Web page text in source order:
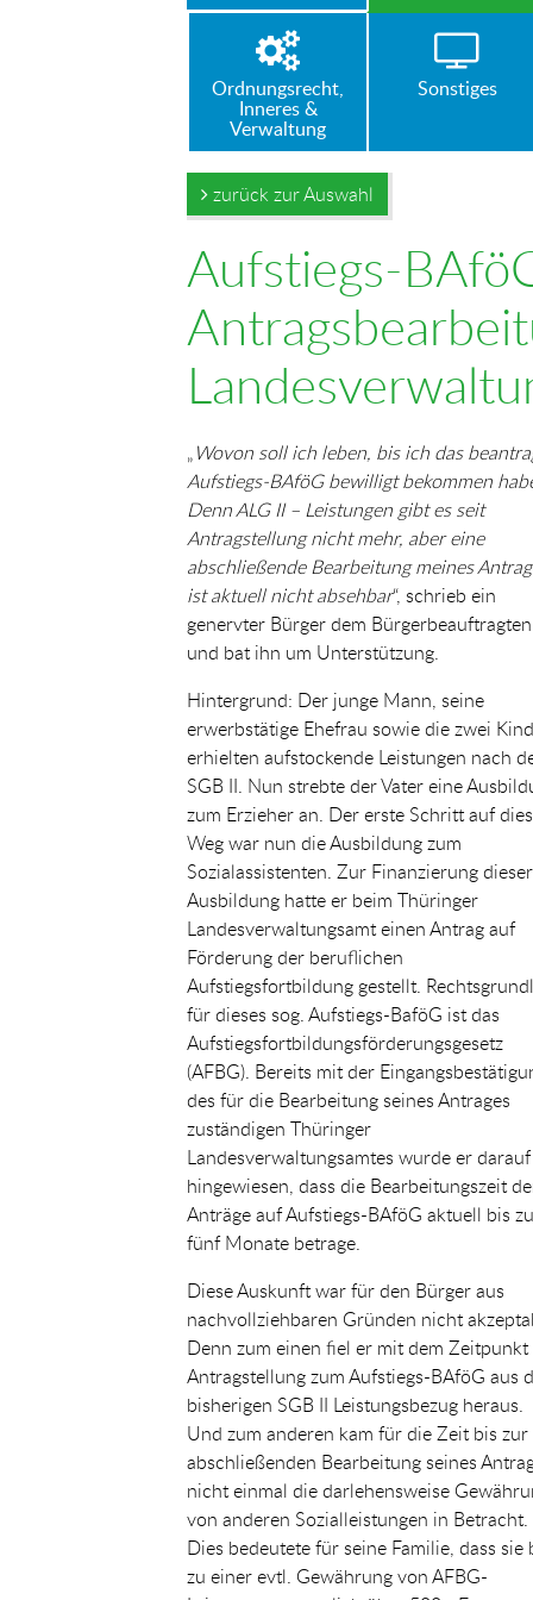
Ordnungsrecht,
Inneres &
Verwaltung
Sonstiges
zurück zur Auswahl
Aufstiegs-
„Wovon soll ich leben, bis ich das
Aufstiegs-BAföG bewilligt bekommen
Denn ALG II – Leistungen gibt es seit
Antragstellung nicht mehr, aber eine
abschließende Bearbeitung meines
ist aktuell nicht absehbar“, schrieb ein
genervter Bürger dem Bürgerbeauftragten
und bat ihn um Unterstützung.
Hintergrund: Der junge Mann, seine
erwerbstätige Ehefrau sowie die zwei
erhielten aufstockende Leistungen nach
SGB II. Nun strebte der Vater eine
zum Erzieher an. Der erste Schritt auf
Weg war nun die Ausbildung zum
Sozialassistenten. Zur Finanzierung dieser
Ausbildung hatte er beim Thüringer
Landesverwaltungsamt einen Antrag auf
Förderung der beruflichen
Aufstiegsfortbildung gestellt.
für dieses sog. Aufstiegs-BaföG ist das
Aufstiegsfortbildungsförderungsgesetz
(AFBG). Bereits mit der
des für die Bearbeitung seines Antrages
zuständigen Thüringer
Landesverwaltungsamtes wurde er darauf
hingewiesen, dass die Bearbeitungszeit
Anträge auf Aufstiegs-BAföG aktuell bis zu
fünf Monate betrage.
Diese Auskunft war für den Bürger aus
nachvollziehbaren Gründen nicht
Denn zum einen fiel er mit dem
Antragstellung zum Aufstiegs-BAföG aus
bisherigen SGB II Leistungsbezug heraus.
Und zum anderen kam für die Zeit bis zur
abschließenden Bearbeitung seines
nicht einmal die darlehensweise
von anderen Sozialleistungen in Betracht.
Dies bedeutete für seine Familie, dass sie
zu einer evtl. Gewährung von AFBG-